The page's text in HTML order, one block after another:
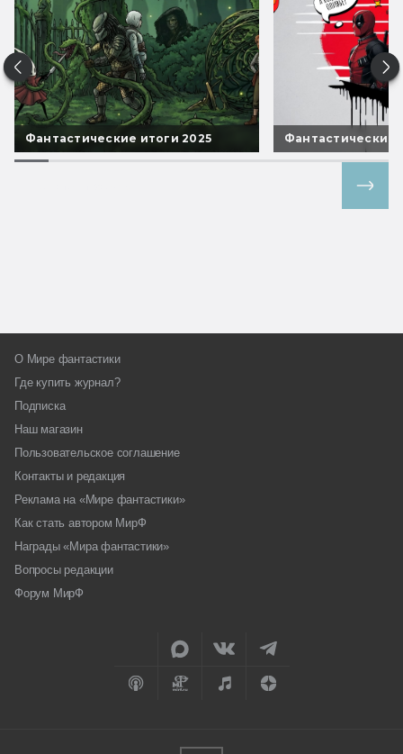
Фантастические итоги 2025 Фантастические
О Мире фантастики
Где купить журнал?
Подписка
Наш магазин
Пользовательское соглашение
Контакты и редакция
Реклама на «Мире фантастики»
Как стать автором МирФ
Награды «Мира фантастики»
Вопросы редакции
Форум МирФ